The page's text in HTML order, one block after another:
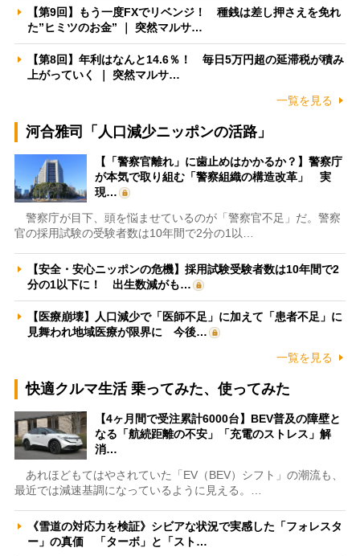
【第9回】もう一度FXでリベンジ！ 種銭は差し押さえを免れ
た”ヒミツのお金” ｜ 突然マルサ…
【第8回】年利はなんと14.6％！ 毎日5万円超の延滞税が積み
上がっていく ｜ 突然マルサ…
一覧を見る
河合雅司「人口減少ニッポンの活路」
【「警察官離れ」に歯止めはかかるか？】警察庁
が本気で取り組む「警察組織の構造改革」 実
現…
警察庁が目下、頭を悩ませているのが「警察官不足」だ。警察
官の採用試験の受験者数は10年間で2分の1以…
【安全・安心ニッポンの危機】採用試験受験者数は10年間で2
分の1以下に！ 出生数減がも…
【医療崩壊】人口減少で「医師不足」に加えて「患者不足」に
見舞われ地域医療が限界に 今後…
一覧を見る
快適クルマ生活 乗ってみた、使ってみた
【4ヶ月間で受注累計6000台】BEV普及の障壁と
なる「航続距離の不安」「充電のストレス」解
消…
あれほどもてはやされていた「EV（BEV）シフト」の潮流も、
最近では減速基調になっているように見える。…
《雪道の対応力を検証》シビアな状況で実感した「フォレスタ
ー」の真価 「ターボ」と「スト…